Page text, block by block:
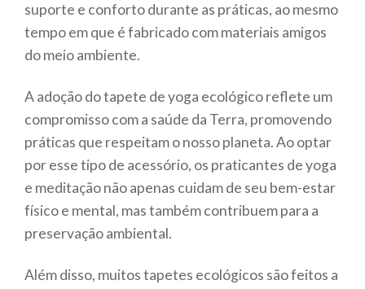
suporte e conforto durante as práticas, ao mesmo
tempo em que é fabricado com materiais amigos
do meio ambiente.
A adoção do tapete de yoga ecológico reflete um
compromisso com a saúde da Terra, promovendo
práticas que respeitam o nosso planeta. Ao optar
por esse tipo de acessório, os praticantes de yoga
e meditação não apenas cuidam de seu bem-estar
físico e mental, mas também contribuem para a
preservação ambiental.
Além disso, muitos tapetes ecológicos são feitos a